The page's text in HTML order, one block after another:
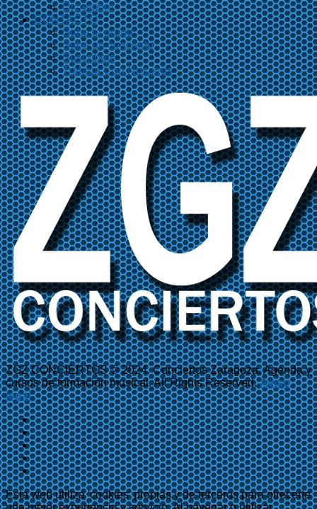
Diciembre
CONTACTO
Sube tu grupo
Sube un concierto
Suscríbete
Trabaja Con Nosotros
ZGZ CONCIERTOS © 2024. Conciertos Zaragoza, Agenda y
cursos de formación musical. All Rights Reserved.Aviso
legal
Esta web utiliza 'cookies' propias y de terceros para ofrecerte